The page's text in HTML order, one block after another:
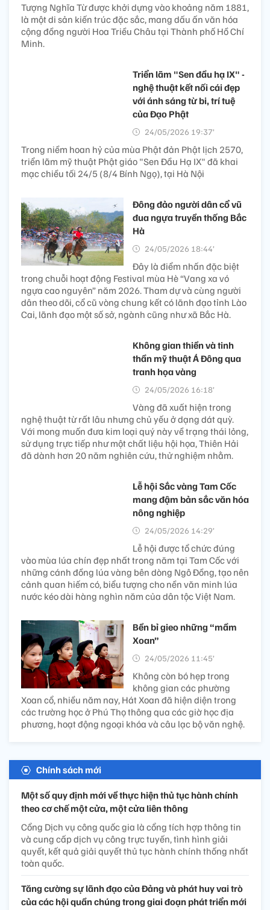
Tượng Nghĩa Từ được khởi dựng vào khoảng năm 1881,
là một di sản kiến trúc đặc sắc, mang dấu ấn văn hóa
cộng đồng người Hoa Triều Châu tại Thành phố Hồ Chí
Minh.
Triển lãm "Sen đầu hạ IX" -
nghệ thuật kết nối cái đẹp
với ánh sáng từ bi, trí tuệ
của Đạo Phật
24/05/2026 19:37’
Trong niềm hoan hỷ của mùa Phật đản Phật lịch 2570,
triển lãm mỹ thuật Phật giáo "Sen Đầu Hạ IX" đã khai
mạc chiều tối 24/5 (8/4 Bính Ngọ), tại Hà Nội
Đông đảo người dân cổ vũ
đua ngựa truyền thống Bắc
Hà
24/05/2026 18:44’
Đây là điểm nhấn đặc biệt
trong chuỗi hoạt động Festival mùa Hè “Vang xa vó
ngựa cao nguyên” năm 2026. Tham dự và cùng người
dân theo dõi, cổ cũ vòng chung kết có lãnh đạo tỉnh Lào
Cai, lãnh đạo một số sở, ngành cũng như xã Bắc Hà.
Không gian thiền và tinh
thần mỹ thuật Á Đông qua
tranh họa vàng
24/05/2026 16:18’
Vàng đã xuất hiện trong
nghệ thuật từ rất lâu nhưng chủ yếu ở dạng dát quỳ.
Với mong muốn đưa kim loại quý này về trạng thái lỏng,
sử dụng trực tiếp như một chất liệu hội họa, Thiên Hải
đã dành hơn 20 năm nghiên cứu, thử nghiệm nhằm.
Lễ hội Sắc vàng Tam Cốc
mang đậm bản sắc văn hóa
nông nghiệp
24/05/2026 14:29’
Lễ hội được tổ chức đúng
vào mùa lúa chín đẹp nhất trong năm tại Tam Cốc với
những cánh đồng lúa vàng bên dòng Ngô Đồng, tạo nên
cảnh quan hiếm có, biểu tượng cho nền văn minh lúa
nước kéo dài hàng nghìn năm của dân tộc Việt Nam.
Bền bỉ gieo những “mầm
Xoan”
24/05/2026 11:45’
Không còn bó hẹp trong
không gian các phường
Xoan cổ, nhiều năm nay, Hát Xoan đã hiện diện trong
các trường học ở Phú Thọ thông qua các giờ học địa
phương, hoạt động ngoại khóa và câu lạc bộ văn nghệ.
Chính sách mới
Một số quy định mới về thực hiện thủ tục hành chính
theo cơ chế một cửa, một cửa liên thông
Cổng Dịch vụ công quốc gia là cổng tích hợp thông tin
và cung cấp dịch vụ công trực tuyến, tình hình giải
quyết, kết quả giải quyết thủ tục hành chính thống nhất
toàn quốc.
Tăng cường sự lãnh đạo của Đảng và phát huy vai trò
của các hội quần chúng trong giai đoạn phát triển mới